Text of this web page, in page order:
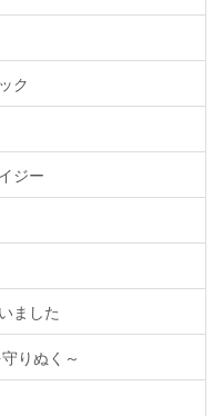
ク
ジー
ました
りぬく～